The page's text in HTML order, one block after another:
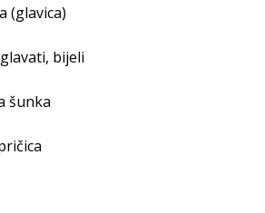
(glavica)
bijeli
šunka